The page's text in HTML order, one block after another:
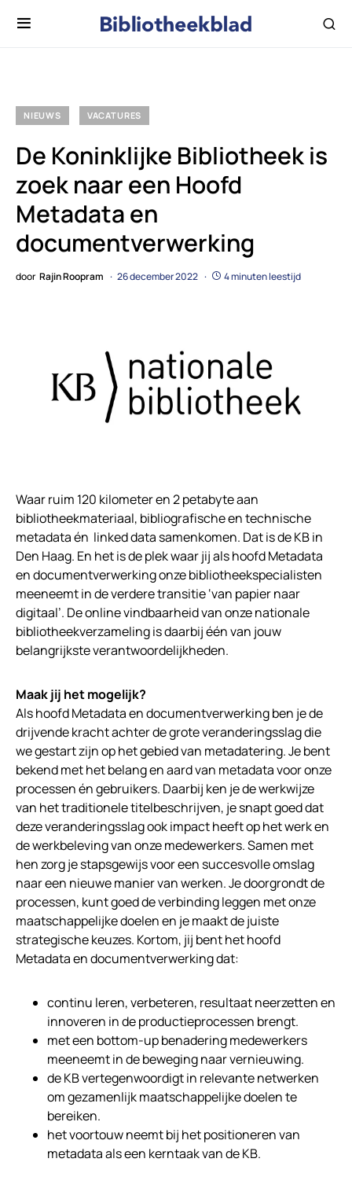
NIEUWS VACATURES
De Koninklijke Bibliotheek is
zoek naar een Hoofd
Metadata en
documentverwerking
door Rajin Roopram 26 december 2022 4 minuten leestijd
Waar ruim 120 kilometer en 2 petabyte aan
bibliotheekmateriaal, bibliografische en technische
metadata én linked data samenkomen. Dat is de KB in
Den Haag. En het is de plek waar jij als hoofd Metadata
en documentverwerking onze bibliotheekspecialisten
meeneemt in de verdere transitie ‘van papier naar
digitaal’. De online vindbaarheid van onze nationale
bibliotheekverzameling is daarbij één van jouw
belangrijkste verantwoordelijkheden.
Maak jij het mogelijk?
Als hoofd Metadata en documentverwerking ben je de
drijvende kracht achter de grote veranderingsslag die
we gestart zijn op het gebied van metadatering. Je bent
bekend met het belang en aard van metadata voor onze
processen én gebruikers. Daarbij ken je de werkwijze
van het traditionele titelbeschrijven, je snapt goed dat
deze veranderingsslag ook impact heeft op het werk en
de werkbeleving van onze medewerkers. Samen met
hen zorg je stapsgewijs voor een succesvolle omslag
naar een nieuwe manier van werken. Je doorgrondt de
processen, kunt goed de verbinding leggen met onze
maatschappelijke doelen en je maakt de juiste
strategische keuzes. Kortom, jij bent het hoofd
Metadata en documentverwerking dat:
continu leren, verbeteren, resultaat neerzetten en
innoveren in de productieprocessen brengt.
met een bottom-up benadering medewerkers
meeneemt in de beweging naar vernieuwing.
de KB vertegenwoordigt in relevante netwerken
om gezamenlijk maatschappelijke doelen te
bereiken.
het voortouw neemt bij het positioneren van
metadata als een kerntaak van de KB.